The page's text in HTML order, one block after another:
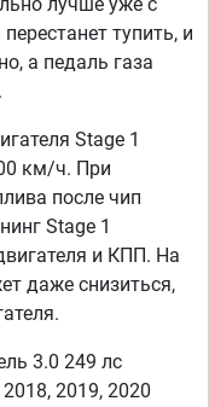
тупить, и
а педаль газа
Stage 1
км/ч. При
после чип
Stage 1
и КПП. На
даже снизиться,
3.0 249 лс
2019, 2020